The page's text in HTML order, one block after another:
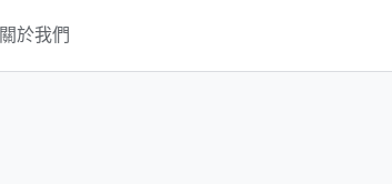
關於我們